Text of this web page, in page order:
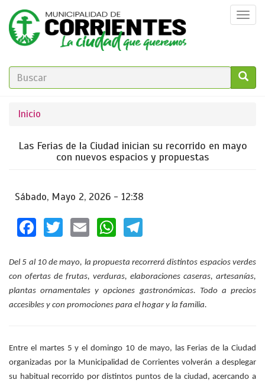
Pasar
contenido
principal
FORMULARIO
BÚSQUEDA
Se
encuentra
usted
Inicio
Las Ferias de la Ciudad inician su recorrido en mayo
con nuevos espacios y propuestas
Sábado, Mayo 2, 2026 - 12:38
Facebook
TwitterEmailWhatsApp
Del 5 al 10 de mayo, la propuesta recorrerá distintos espacios verdes
con ofertas de frutas, verduras, elaboraciones caseras, artesanías,
plantas ornamentales y opciones gastronómicas. Todo a precios
accesibles y con promociones para el hogar y la familia.
Entre el martes 5 y el domingo 10 de mayo, las Ferias de la Ciudad
organizadas por la Municipalidad de Corrientes volverán a desplegar
su habitual recorrido por distintos puntos de la ciudad, acercando a